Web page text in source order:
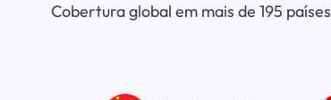
Cobertura global em mais de 195 países